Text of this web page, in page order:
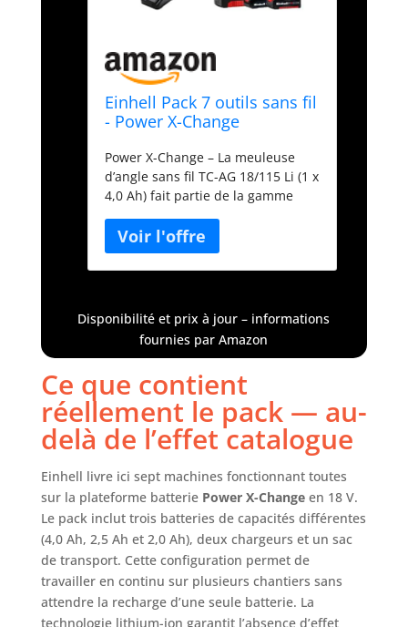
Einhell Pack 7 outils sans fil
- Power X-Change
Perceuse, Visseuse à chocs,
Scie sauteuse, Scie
circulaire, Outil multi) + 2
Chargeurs et 3 Batteries
4,0Ah/2,5Ah/2,0Ah + 1 sac
Power X-Change – La meuleuse
d’angle sans fil TC-AG 18/115 Li (1 x
4,0 Ah) fait partie de la gamme
laquelle les batteries et appareils
se combinent en toute flexibilité.
La scie circulaire portative sans fil
compacte, légère et très maniable,
et se prête ainsi idéalement à tous
les travaux de bricolage et de
maximal de 4 200 tours par
minute, la profondeur de coupe à
90° va jusqu'à 48 mm La perceuse-
visseuse sans fil Einhell TE-CD
gamme Power X-Change; c’est un
outil indispensable pour les
travaux de vissage et de perçage
dans la maison, l’atelier et le
garage. Pour travailler comme
professionnel lors du bricolage,
choisissez la visseuse à percussion
sans fil TE-CI 18/1 Li-Solo Einhell.
Disponibilité et prix à jour – informations
fournies par Amazon
Ce que contient
réellement le pack — au-
delà de l’effet catalogue
Einhell livre ici sept machines fonctionnant toutes
sur la plateforme batterie Power X-Changeen 18 V.
Le pack inclut trois batteries de capacités différentes
(4,0 Ah, 2,5 Ah et 2,0 Ah), deux chargeurs et un sac
de transport. Cette configuration permet de
travailler en continu sur plusieurs chantiers sans
attendre la recharge d’une seule batterie. La
technologie lithium-ion garantit l’absence d’effet